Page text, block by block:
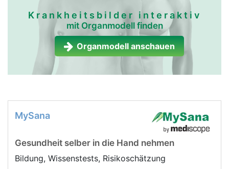
Krankheitsbilder interaktiv
mit Organmodell finden
Organmodell anschauen
MySana
Gesundheit selber in die Hand nehmen
Bildung, Wissenstests, Risikoschätzung